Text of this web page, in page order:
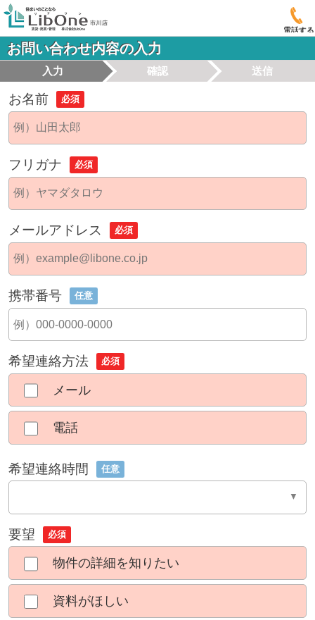
電話する
お問い合わせ内容の入力
入力 確認 送信
お名前 必須
フリガナ 必須
メールアドレス 必須
携帯番号 任意
希望連絡方法 必須
メール
電話
希望連絡時間 任意
要望 必須
物件の詳細を知りたい
資料がほしい